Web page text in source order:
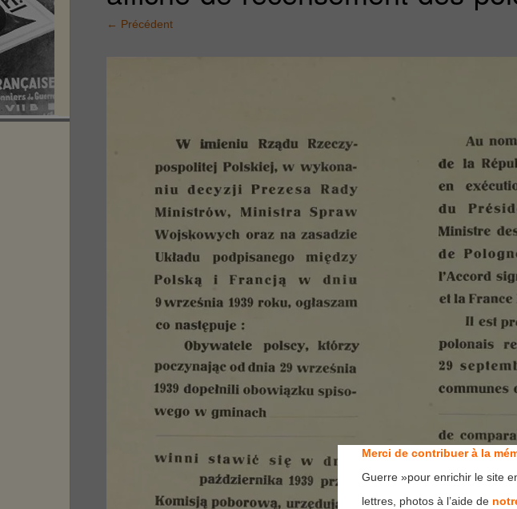
← Précédent
Merci de contribuer à la
Guerre »pour enrichir le site
lettres, photos à l’aide de